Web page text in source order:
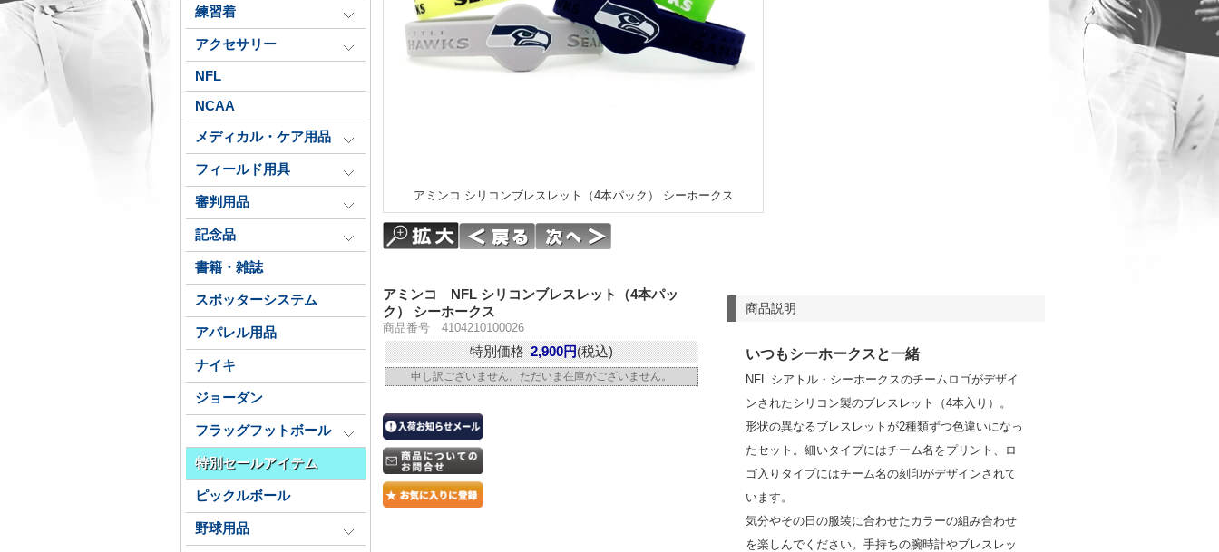
練習着
アクセサリー
NFL
NCAA
メディカル・ケア用品
フィールド用具
審判用品
記念品
書籍・雑誌
スポッターシステム
アパレル用品
ナイキ
ジョーダン
フラッグフットボール
特別セールアイテム
ピックルボール
野球用品
アミンコ シリコンブレスレット（4本パック） シーホークス
商品説明
いつもシーホークスと一緒
NFL シアトル・シーホークスのチームロゴがデザイ
ンされたシリコン製のブレスレット（4本入り）。
形状の異なるブレスレットが2種類ずつ色違いになっ
たセット。細いタイプにはチーム名をプリント、ロ
ゴ入りタイプにはチーム名の刻印がデザインされて
います。
気分やその日の服装に合わせたカラーの組み合わせ
を楽しんでください。手持ちの腕時計やブレスレッ
アミンコ NFL シリコンブレスレット（4本パッ
ク） シーホークス
商品番号 4104210100026
特別価格 2,900円(税込)
申し訳ございません。ただいま在庫がございません。